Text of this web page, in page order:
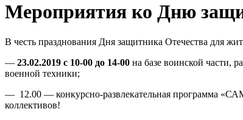
Мероприятия ко Дню
В честь празднования Дня защитника Отечества для
— 23.02.2019 с 10-00 до 14-00 на базе воинской части,
военной техники;
— 12.00 — конкурсно-развлекательная программа
коллективов!